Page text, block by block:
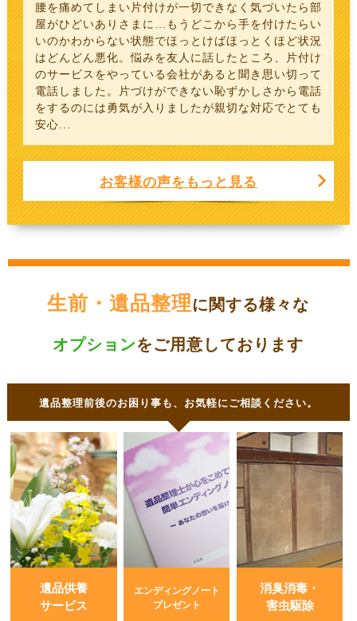
腰を痛めてしまい片付けが一切できなく気づいたら部
屋がひどいありさまに…もうどこから手を付けたらい
いのかわからない状態でほっとけばほっとくほど状況
はどんどん悪化。悩みを友人に話したところ、片付け
のサービスをやっている会社があると聞き思い切って
電話しました。片づけができない恥ずかしさから電話
をするのには勇気が入りましたが親切な対応でとても
安心...
お客様の声をもっと見る
生前・遺品整理に関する様々な
オプションをご用意しております
遺品整理前後のお困り事も、お気軽にご相談ください。
遺品供養
サービス
エンディングノート
プレゼント
消臭消毒・
害虫駆除